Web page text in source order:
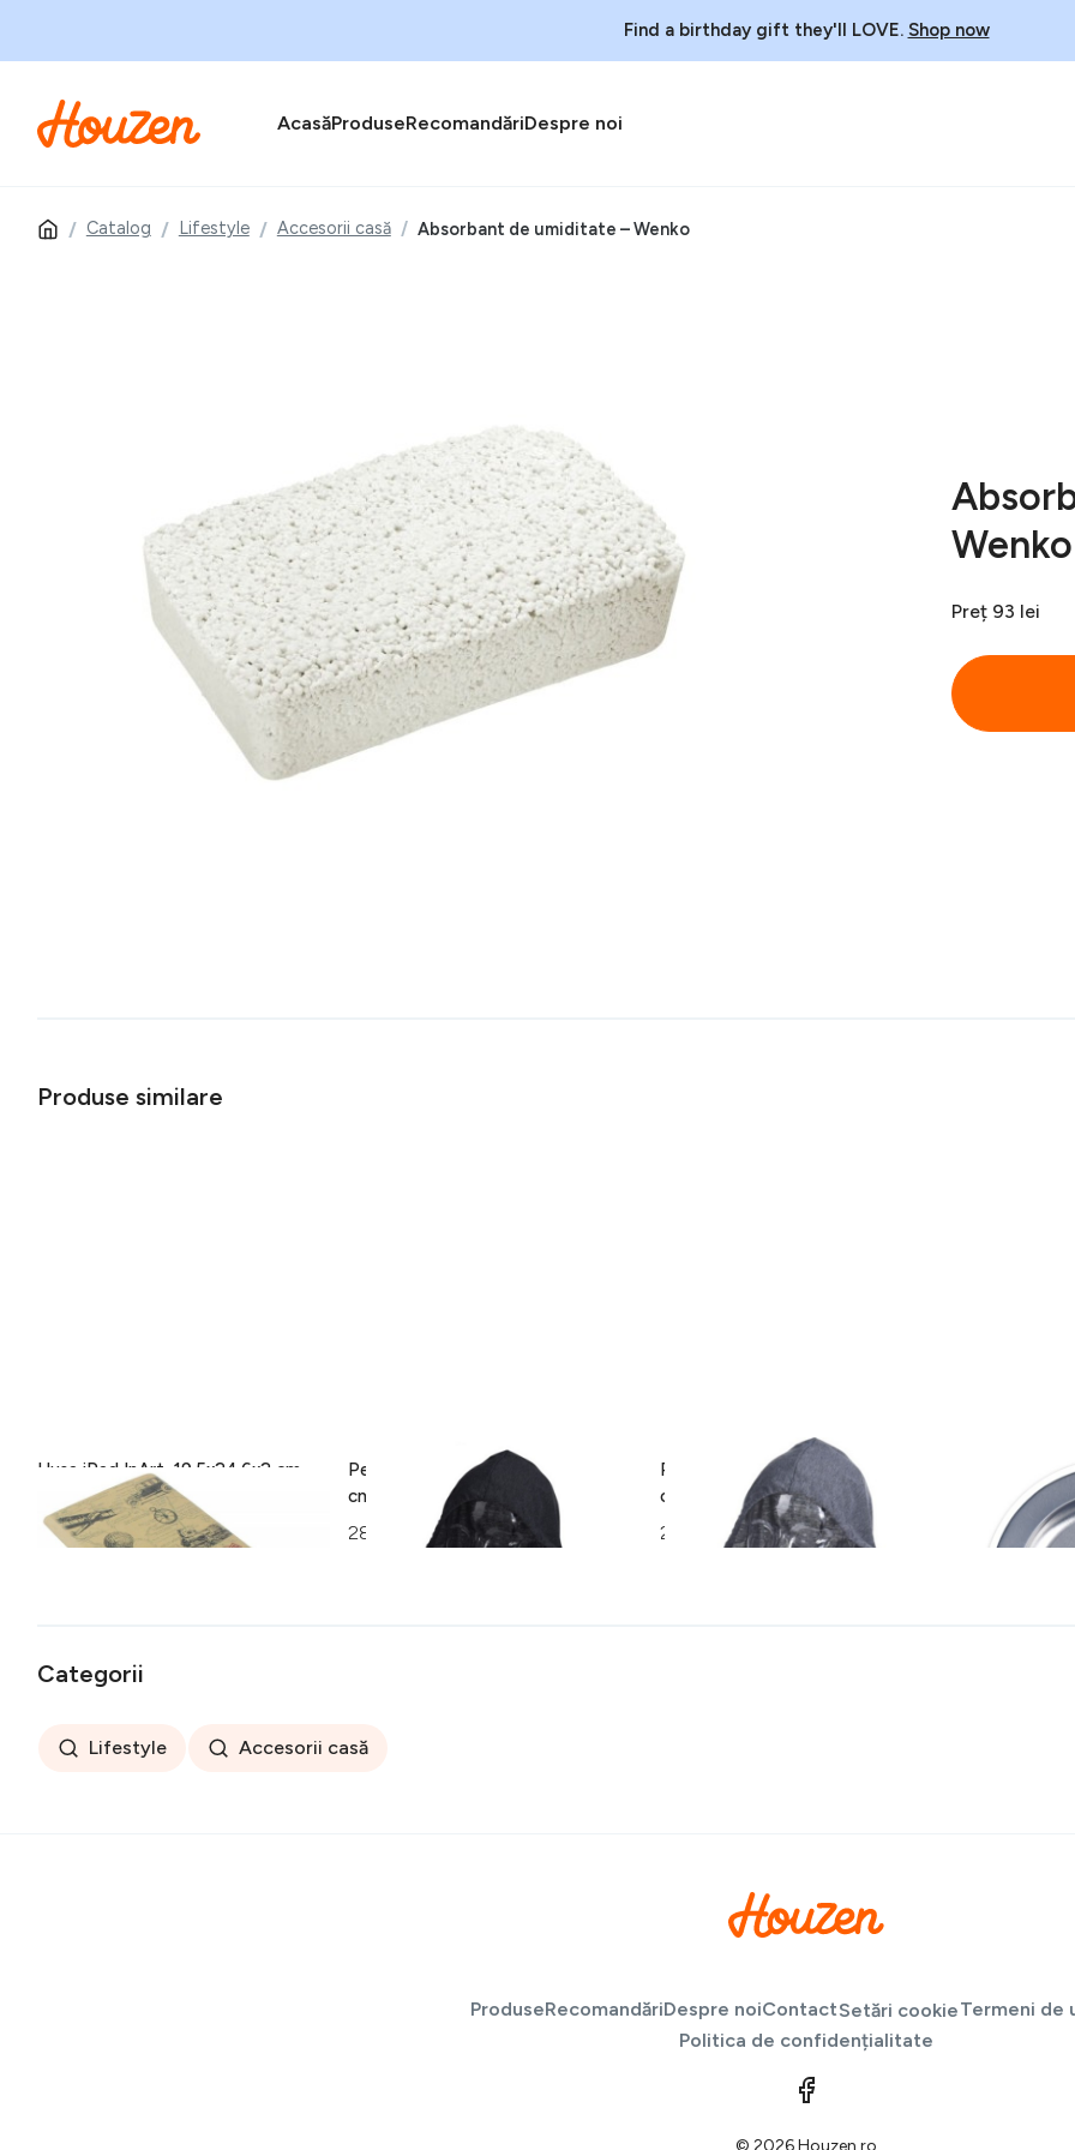
Find a birthday gift they'll LOVE. Shop now
AcasăProduseRecomandăriDespre noi
Catalog Lifestyle Accesorii casă Absorbant de umiditate – Wenko
Wenko
Preț 93 lei
Produse similare
Husa iPad InArt, 19.5x24.6x2 cm,
Balloons
32 lei
Perna pentru gat cu gluga, 30x32
cm, poliester, gri inchis
28 lei
Perna pentru gat cu gluga, 30x32
cm, poliester, gri deschis
28 lei
Scrumiera
Ø14 cm,
5 lei
Categorii
Lifestyle Accesorii casă
ProduseRecomandăriDespre noiContactSetări cookieTermeni de
Politica de confidențialitate